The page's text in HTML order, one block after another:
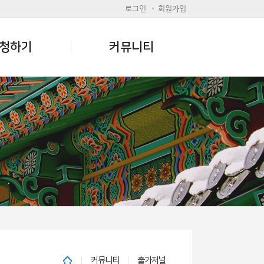
로그인 회원가입
하기 커뮤니티
커뮤니티 출가저널